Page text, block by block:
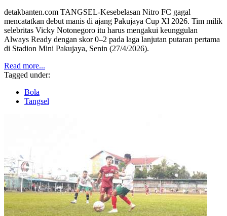
detakbanten.com TANGSEL-Kesebelasan Nitro FC gagal
mencatatkan debut manis di ajang Pakujaya Cup Xl 2026. Tim milik
selebritas Vicky Notonegoro itu harus mengakui keunggulan
Always Ready dengan skor 0–2 pada laga lanjutan putaran pertama
di Stadion Mini Pakujaya, Senin (27/4/2026).
Read more...
Tagged under:
Bola
Tangsel